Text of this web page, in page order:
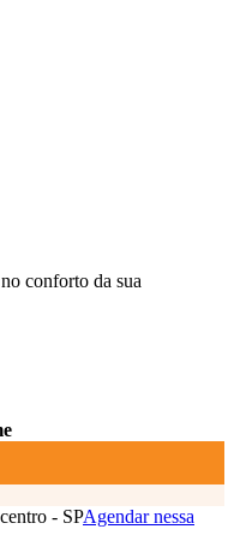
conforto da sua
- SPAgendar nessa